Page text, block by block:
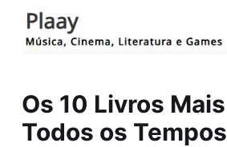
Os 10 Livros
Todos os Tempos